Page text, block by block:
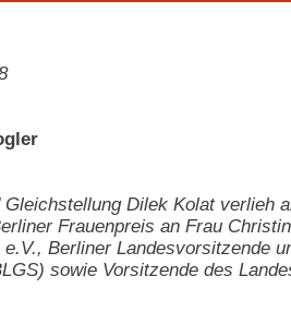
Dilek Kolat verlieh
Frauenpreis an Frau
Berliner Landesvorsitzende
sowie Vorsitzende des